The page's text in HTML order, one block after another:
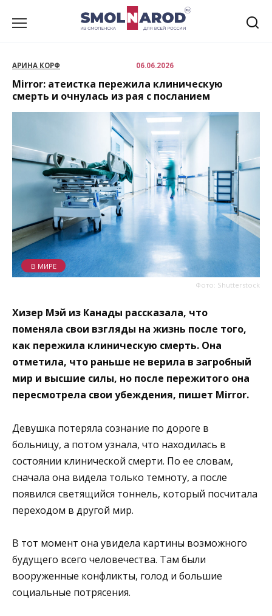
АРИНА КОРФ 06.06.2026
Mirror: атеистка пережила клиническую
смерть и очнулась из рая с посланием
Фото: Shutterstock
В МИРЕ
Хизер Мэй из Канады рассказала, что
поменяла свои взгляды на жизнь после того,
как пережила клиническую смерть. Она
отметила, что раньше не верила в загробный
мир и высшие силы, но после пережитого она
пересмотрела свои убеждения, пишет Mirror.
Девушка потеряла сознание по дороге в
больницу, а потом узнала, что находилась в
состоянии клинической смерти. По ее словам,
сначала она видела только темноту, а после
появился светящийся тоннель, который посчитала
переходом в другой мир.
В тот момент она увидела картины возможного
будущего всего человечества. Там были
вооруженные конфликты, голод и большие
социальные потрясения.